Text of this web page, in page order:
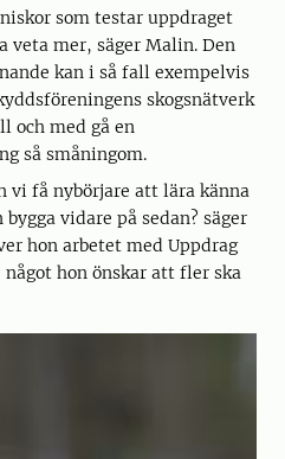
som testar uppdraget
veta mer, säger Malin. Den
kan i så fall exempelvis
skogsnätverk
och med gå en
så småningom.
vi få nybörjare att lära känna
vidare på sedan? säger
hon arbetet med Uppdrag
något hon önskar att fler ska